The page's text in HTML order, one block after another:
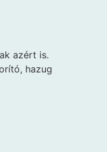
azért is.
hazug